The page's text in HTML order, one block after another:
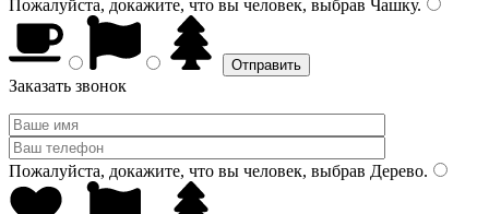
Пожалуйста, докажите, что вы человек, выбрав Чашку.
Заказать звонок
Пожалуйста, докажите, что вы человек, выбрав Дерево.